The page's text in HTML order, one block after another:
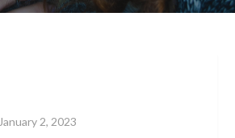
January 2, 2023